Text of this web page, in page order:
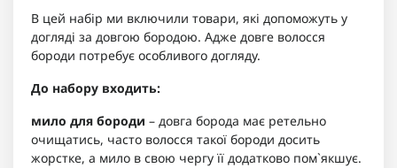
В цей набір ми включили товари, які допоможуть у
догляді за довгою бородою. Адже довге волосся
бороди потребує особливого догляду.
До набору входить:
мило для бороди – довга борода має ретельно
очищатись, часто волосся такої бороди досить
жорстке, а мило в свою чергу її додатково пом`якшує.